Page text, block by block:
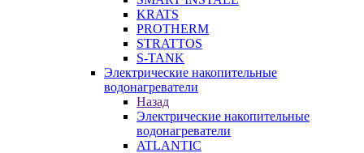
KRATS
PROTHERM
STRATTOS
S-TANK
Электрические накопительные
водонагреватели
Назад
Электрические накопительные
водонагреватели
ATLANTIC